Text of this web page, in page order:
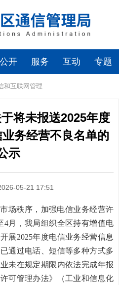
公开 服务 互动 专题
和互联网管理
将未报送2025年度
务经营不良名单的
示
05-21 17:51
场秩序，加强电信业务经营许
4月，我局组织全区持有增值电
展2025年度电信业务经营信息
通过电话、短信等多种方式多
未在规定期限内依法完成年报
可管理办法》（工业和信息化